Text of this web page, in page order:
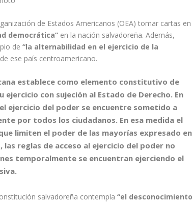
de Estados Americanos (OEA) tomar cartas en
democrática” en la nación salvadoreña. Además,
de “la alternabilidad en el ejercicio de la
ese país centroamericano.
establece como elemento constitutivo de
con sujeción al Estado de Derecho. En
ejercicio del poder se encuentre sometido a
por todos los ciudadanos. En esa medida el
limiten el poder de las mayorías expresado en
reglas de acceso al ejercicio del poder no
temporalmente se encuentran ejerciendo el
salvadoreña contempla“el